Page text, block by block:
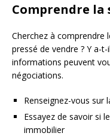
Comprendre
Cherchez à comprendre
pressé de vendre ? Y a-
informations peuvent
négociations.
Renseignez-vous sur
Essayez de savoir si
immobilier